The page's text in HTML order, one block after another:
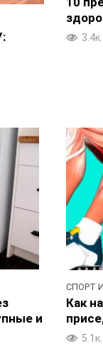
3.4к.
и
СПОРТ
Как
5.1к.